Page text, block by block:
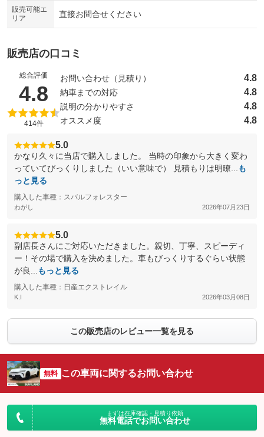
販売可能エ
リア
直接お問合せください
販売店の口コミ
総合評価
4.8 （5点満点中）
414件
お問い合わせ（見積り） 4.8
納車までの対応 4.8
説明の分かりやすさ 4.8
オススメ度 4.8
5.0
かなり久々に当店で購入しました。 当時の印象から大きく変わ
っていてびっくりしました（いい意味で） 見積もりは明瞭...
も
っと見る
購入した車種：スバルフォレスター
わがし 2026年07月23日
5.0
副店長さんにご対応いただきました。親切、丁寧、スピーディ
ー！その場で購入を決めました。車もびっくりするぐらい状態
が良...
もっと見る
購入した車種：日産エクストレイル
K.I 2026年03月08日
この販売店のレビュー一覧を見る
無料 この車両に関するお問い合わせ
まずは在庫確認・見積り依頼
無料電話でお問い合わせ